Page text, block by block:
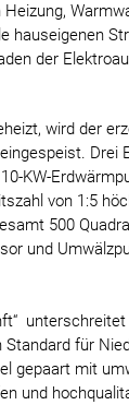
hauseigenen
der
wird der
Drei
KW-
von 1:5
500
und
für
gepaart mit
und